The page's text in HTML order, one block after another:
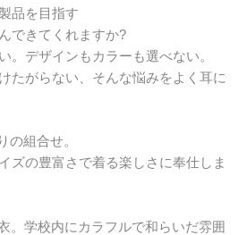
品を目指す
できてくれますか?
。デザインもカラーも選べない。
たがらない、そんな悩みをよく耳に
の組合せ。
ズの豊富さで着る楽しさに奉仕しま
。学校内にカラフルで和らいだ雰囲